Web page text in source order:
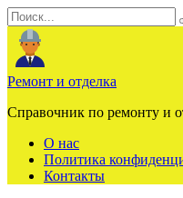
Перейти
к
содержанию
Search
for:
Ремонт и отделка
Справочник по ремонту и
О нас
Политика
Контакты